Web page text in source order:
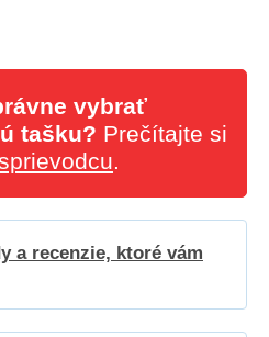
vybrať
tašku? Prečítajte si
.
a recenzie, ktoré vám